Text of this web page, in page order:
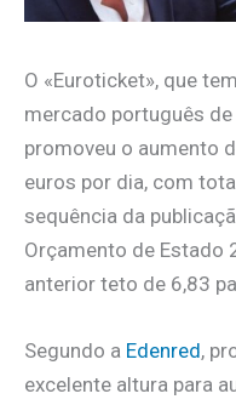
O «Euroticket», que
mercado português
promoveu o aumento
euros por dia, com
sequência da
Orçamento de Estado
anterior teto de 6,83
Segundo a Edenred,
excelente altura para